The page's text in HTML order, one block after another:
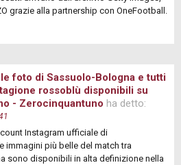
grazie alla partnership con OneFootball.
foto di Sassuolo-Bologna e tutti
rossoblù disponibili su
- Zerocinquantuno ha detto:
Instagram ufficiale di
immagini più belle del match tra
sono disponibili in alta definizione nella